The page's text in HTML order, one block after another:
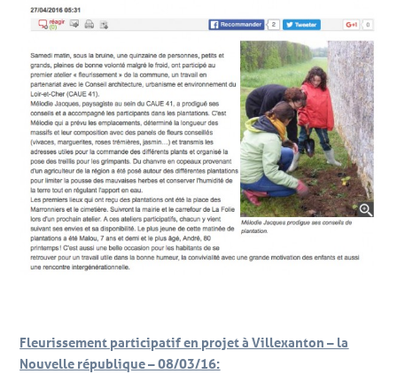
Fleurissement participatif en projet à Villexanton – la
Nouvelle république – 08/03/16: